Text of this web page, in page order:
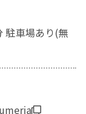
駐車場あり(無